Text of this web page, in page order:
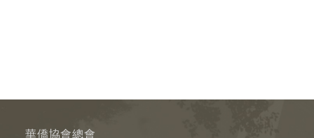
華僑協會總會